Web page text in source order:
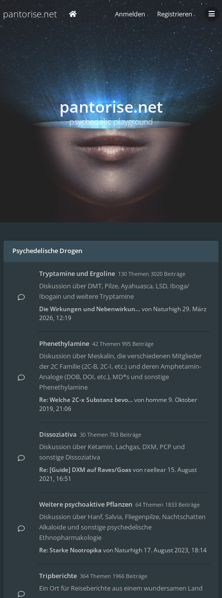
pantorise.net Anmelden Registrieren
pantorise.net
psychedelic playground
Psychedelische Drogen
Tryptamine und Ergoline 130 Themen 3020 Beiträge
Diskussion über DMT, Pilze, Ayahuasca, LSD, Iboga/
Ibogain und weitere Tryptamine
Die Wirkungen und Nebenwirkun… von Naturhigh29. März
2026, 12:19
Phenethylamine 42 Themen 995 Beiträge
Diskussion über Meskalin, die verschiedenen Mitglieder
der 2C Familie (2C-B, 2C-I, etc.) und deren Amphetamin-
Analoge (DOB, DOI, etc.), MD*s und sonstige
Phenethylamine
Re: Welche 2C-x Substanz bevo… von homme 9. Oktober
2019, 21:06
Dissoziativa 30 Themen 783 Beiträge
Diskussion über Ketamin, Lachgas, DXM, PCP und
sonstige Dissoziativa
Re: [Guide] DXM auf Raves/Goasvon raellear 15. August
2021, 16:51
Weitere psychoaktive Pflanzen 64 Themen 1833 Beiträge
Diskussion über Hanf, Salvia, Fliegenpilze, Nachtschatten
Alkaloide und sonstige psychedelische
Ethnopharmakologie
Re: Starke Nootropika von Naturhigh 17. August 2023, 18:14
Tripberichte 364 Themen 1966 Beiträge
Ein Ort für Reiseberichte aus einem wundersamen Land